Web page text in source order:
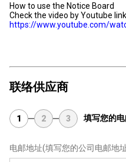
How to use the Notice Board
Check the video by Youtube
https://www.youtube.com/
联络供应商
1 2 3 填写您的
电邮地址(填写您的公司电邮地